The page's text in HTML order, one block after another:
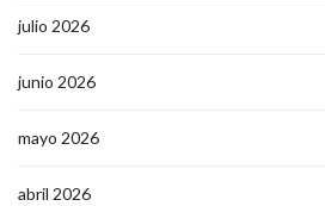
julio 2026
junio 2026
mayo 2026
abril 2026